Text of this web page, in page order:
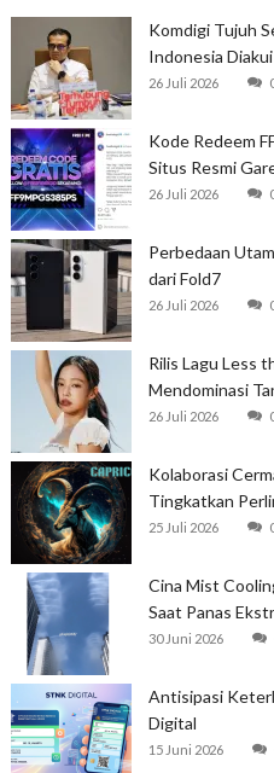
Komdigi Tujuh
Indonesia
26 Juli 2026
Kode Redeem
Situs Resmi
26 Juli 2026
Perbedaan
dari Fold7
26 Juli 2026
Rilis Lagu Less
Mendominasi
26 Juli 2026
Kolaborasi
Tingkatkan
25 Juli 2026
Cina Mist
Saat Panas
30 Juni 2026
Antisipasi
Digital
15 Juni 2026